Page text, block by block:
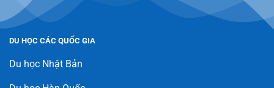
DU HỌC CÁC QUỐC GIA
Du học Nhật Bản